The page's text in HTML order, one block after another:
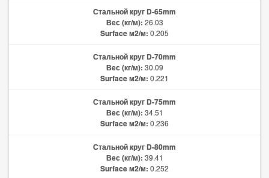
Стальной круг D-65mm
Вес (кг/м): 26.03
Surface м2/м: 0.205
Стальной круг D-70mm
Вес (кг/м): 30.09
Surface м2/м: 0.221
Стальной круг D-75mm
Вес (кг/м): 34.51
Surface м2/м: 0.236
Стальной круг D-80mm
Вес (кг/м): 39.41
Surface м2/м: 0.252